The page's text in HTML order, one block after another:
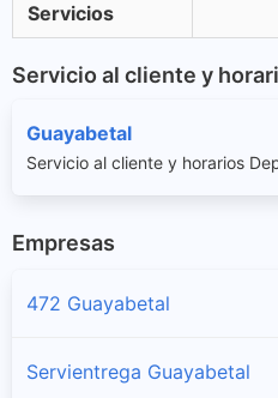
Servicios
Servicio al cliente y
Guayabetal
Servicio al cliente y horarios
Empresas
472 Guayabetal
Servientrega Guayabetal